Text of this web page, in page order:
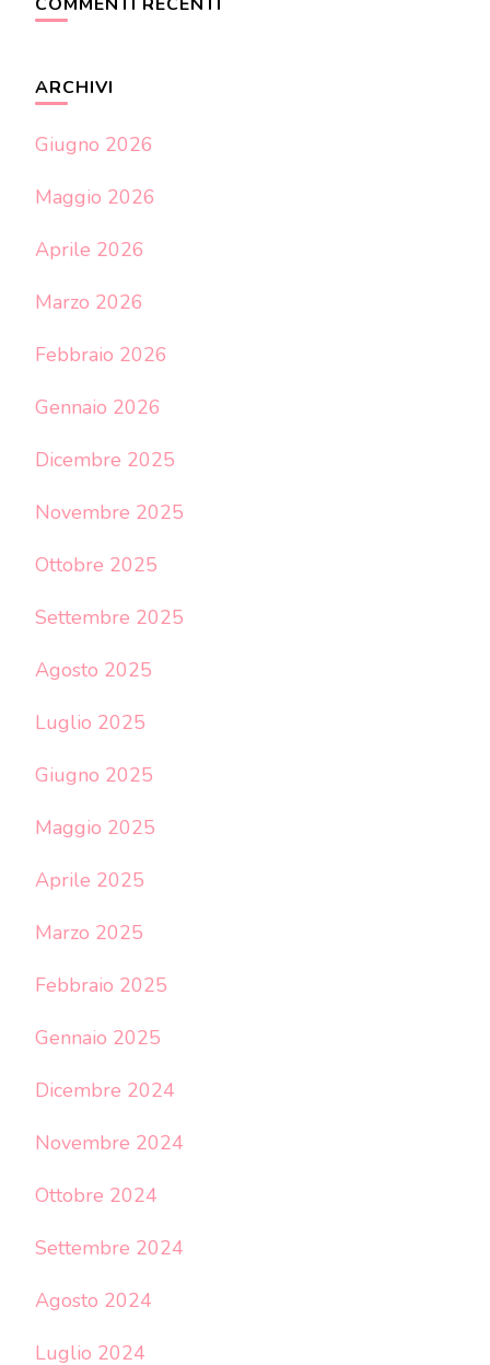
ARCHIVI
Giugno 2026
Maggio 2026
Aprile 2026
Marzo 2026
Febbraio 2026
Gennaio 2026
Dicembre 2025
Novembre 2025
Ottobre 2025
Settembre 2025
Agosto 2025
Luglio 2025
Giugno 2025
Maggio 2025
Aprile 2025
Marzo 2025
Febbraio 2025
Gennaio 2025
Dicembre 2024
Novembre 2024
Ottobre 2024
Settembre 2024
Agosto 2024
Luglio 2024